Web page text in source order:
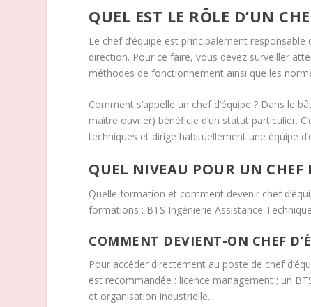
QUEL EST LE RÔLE D’UN
Le chef d’équipe est principalement
direction. Pour ce faire, vous devez surveiller
méthodes de fonctionnement ainsi que les
Comment s’appelle un chef d’équipe ? Dans le
maître ouvrier) bénéficie d’un statut particulier.
techniques et dirige habituellement une équipe
QUEL NIVEAU POUR UN CHEF
Quelle formation et comment devenir chef
formations : BTS Ingénierie Assistance
COMMENT DEVIENT-ON CHEF
Pour accéder directement au poste de chef
est recommandée : licence management ; un
et organisation industrielle.